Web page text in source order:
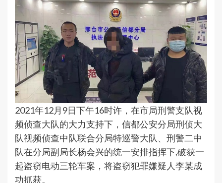
2021年12月9日下午16时许，在市局刑警支队视
频侦查大队的大力支持下，信都公安分局刑侦大
队视频侦查中队联合分局特巡警大队、刑警二中
队在分局副局长杨会兴的统一安排指挥下,破获一
起盗窃电动三轮车案，将盗窃犯罪嫌疑人李某成
功抓获。